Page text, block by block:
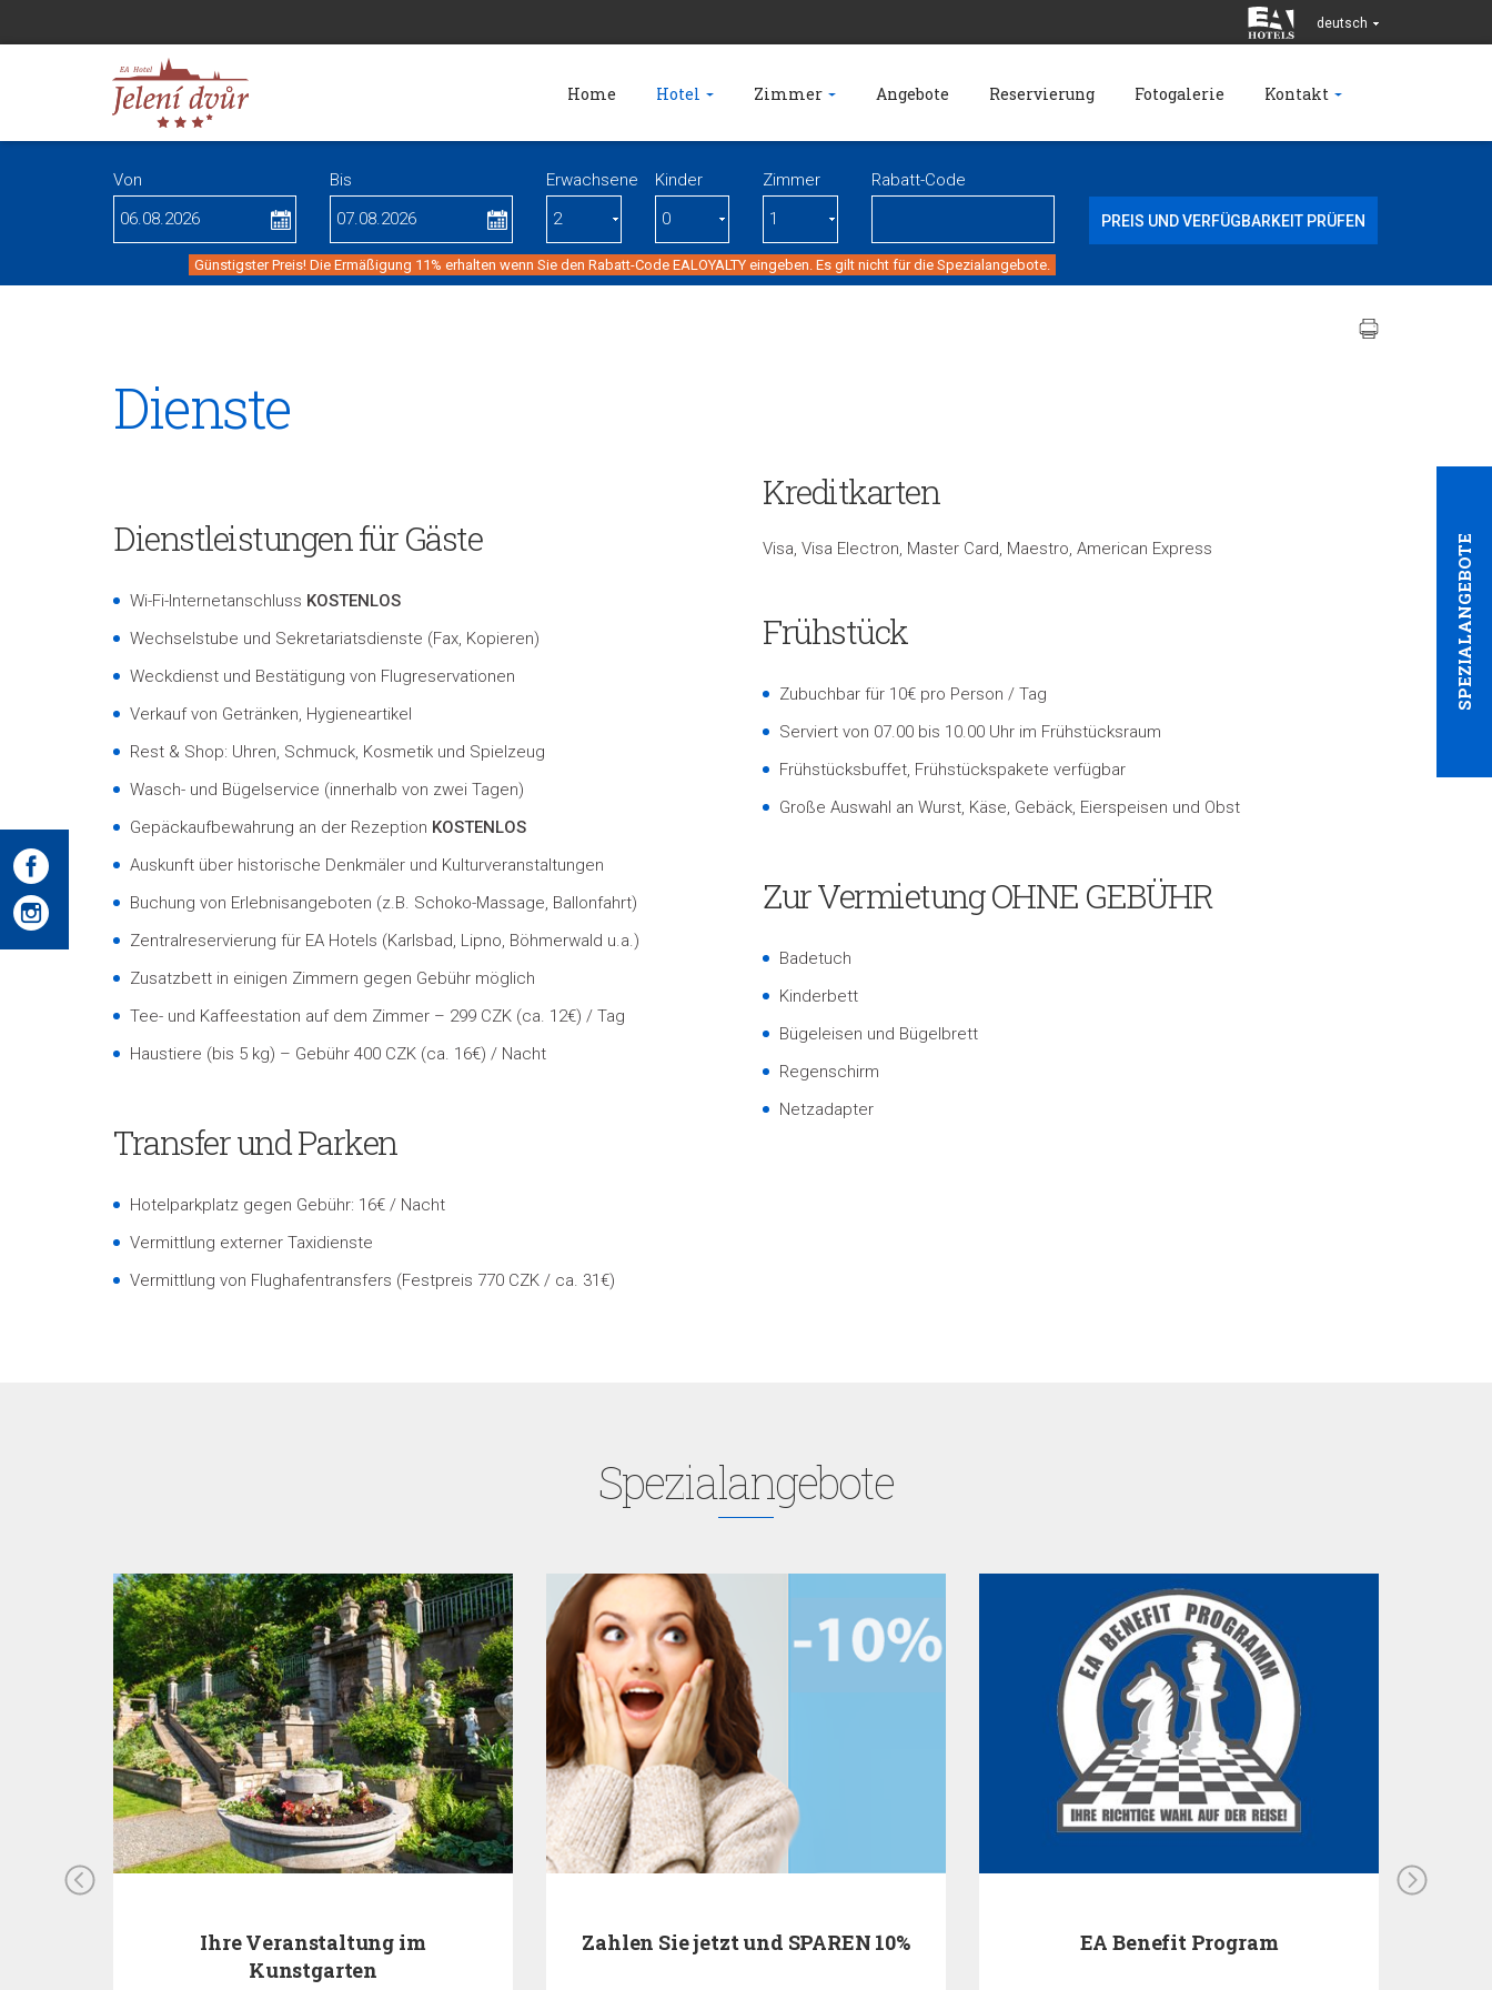
deutsch
Home Hotel Zimmer Angebote Reservierung Fotogalerie Kontakt
Von Bis Erwachsene Kinder Zimmer Rabatt-Code
Günstigster Preis! Die Ermäßigung 11% erhalten wenn Sie den Rabatt-Code EALOYALTY eingeben. Es gilt nicht für die Spezialangebote.
SPEZIALANGEBOTE
Dienste
Dienstleistungen für Gäste
Wi-Fi-Internetanschluss KOSTENLOS
Wechselstube und Sekretariatsdienste (Fax, Kopieren)
Weckdienst und Bestätigung von Flugreservationen
Verkauf von Getränken, Hygieneartikel
Rest & Shop: Uhren, Schmuck, Kosmetik und Spielzeug
Wasch- und Bügelservice (innerhalb von zwei Tagen)
Gepäckaufbewahrung an der Rezeption KOSTENLOS
Auskunft über historische Denkmäler und Kulturveranstaltungen
Buchung von Erlebnisangeboten (z.B. Schoko-Massage, Ballonfahrt)
Zentralreservierung für EA Hotels (Karlsbad, Lipno, Böhmerwald u.a.)
Zusatzbett in einigen Zimmern gegen Gebühr möglich
Tee- und Kaffeestation auf dem Zimmer – 299 CZK (ca. 12€) / Tag
Haustiere (bis 5 kg) – Gebühr 400 CZK (ca. 16€) / Nacht
Transfer und Parken
Hotelparkplatz gegen Gebühr: 16€ / Nacht
Vermittlung externer Taxidienste
Vermittlung von Flughafentransfers (Festpreis 770 CZK / ca. 31€)
Kreditkarten
Visa, Visa Electron, Master Card, Maestro, American Express
Frühstück
Zubuchbar für 10€ pro Person / Tag
Serviert von 07.00 bis 10.00 Uhr im Frühstücksraum
Frühstücksbuffet, Frühstückspakete verfügbar
Große Auswahl an Wurst, Käse, Gebäck, Eierspeisen und Obst
Zur Vermietung OHNE GEBÜHR
Badetuch
Kinderbett
Bügeleisen und Bügelbrett
Regenschirm
Netzadapter
Spezialangebote
Ihre Veranstaltung im
Kunstgarten
Zahlen Sie jetzt und SPAREN 10% EA Benefit Program